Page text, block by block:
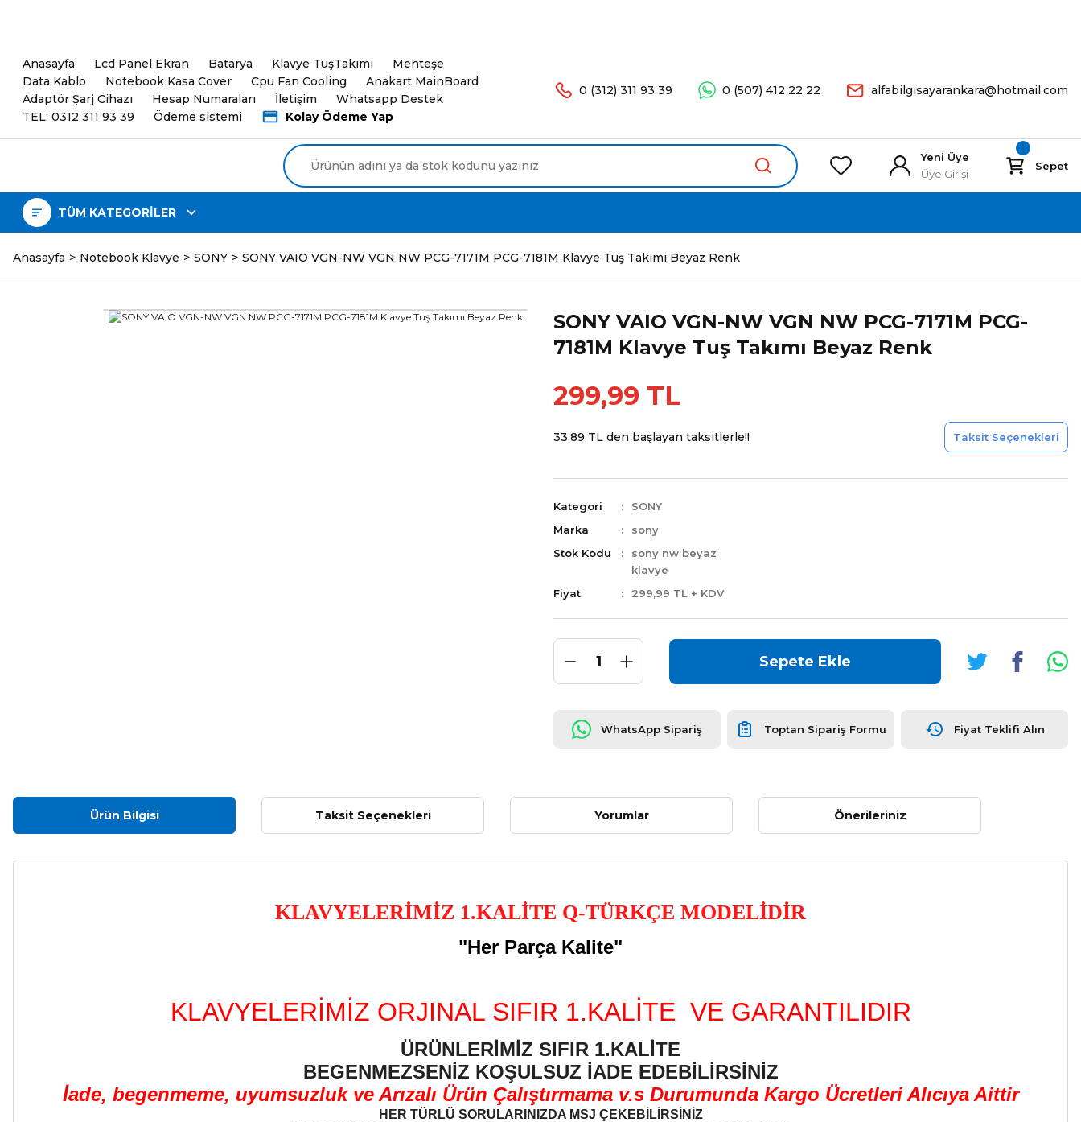
Anasayfa Lcd Panel Ekran Batarya Klavye TuşTakımı
Menteşe
Data Kablo
Notebook Kasa Cover Cpu Fan Cooling
Anakart MainBoard
Adaptör Şarj Cihazı
Hesap Numaraları İletişim
Whatsapp Destek
TEL: 0312 311 93 39
Ödeme sistemi Kolay Ödeme Yap
0 (312) 311 93 39 0 (507) 412 22 22 alfabilgisayarankara@hotmail.com
Yeni Üye
Üye Girişi
Sepet
TÜM KATEGORİLER
Anasayfa Notebook Klavye SONY SONY VAIO VGN-NW VGN NW PCG-7171M PCG-7181M Klavye Tuş Takımı Beyaz Renk
SONY VAIO VGN-NW VGN NW PCG-7171M PCG-
7181M Klavye Tuş Takımı Beyaz Renk
299,99 TL
33,89 TL den başlayan taksitlerle!! Taksit Seçenekleri
Kategori
SONY
Marka
sony
Stok Kodu
sony nw beyaz
klavye
Fiyat
299,99 TL + KDV
Sepete Ekle
WhatsApp Sipariş Toptan Sipariş Formu Fiyat Teklifi Alın
Ürün Bilgisi Taksit Seçenekleri Yorumlar Önerileriniz
KLAVYELERİMİZ 1.KALİTE Q-TÜRKÇE MODELİDİR
"Her Parça Kalite"
KLAVYELERİMİZ ORJINAL SIFIR 1.KALİTE VE GARANTILIDIR
ÜRÜNLERİMİZ SIFIR 1.KALİTE
BEGENMEZSENİZ KOŞULSUZ İADE EDEBİLİRSİNİZ
İade, begenmeme, uyumsuzluk ve Arızalı Ürün Çalıştırmama v.s Durumunda Kargo Ücretleri Alıcıya Aittir
HER TÜRLÜ SORULARINIZDA MSJ ÇEKEBİLİRSİNİZ